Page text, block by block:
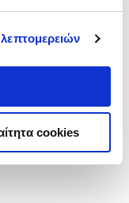
cookies